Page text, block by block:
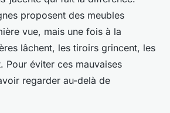
proposent des meubles
vue, mais une fois à la
lâchent, les tiroirs grincent, les
Pour éviter ces mauvaises
regarder au-delà de